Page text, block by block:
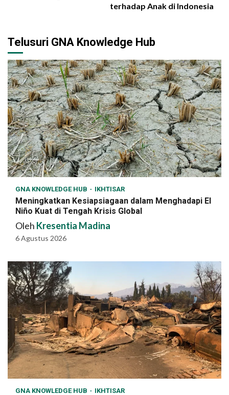
terhadap Anak di Indonesia
Telusuri GNA Knowledge Hub
GNA KNOWLEDGE HUB IKHTISAR
Meningkatkan Kesiapsiagaan dalam Menghadapi El
Niño Kuat di Tengah Krisis Global
Oleh Kresentia Madina
6 Agustus 2026
GNA KNOWLEDGE HUB IKHTISAR